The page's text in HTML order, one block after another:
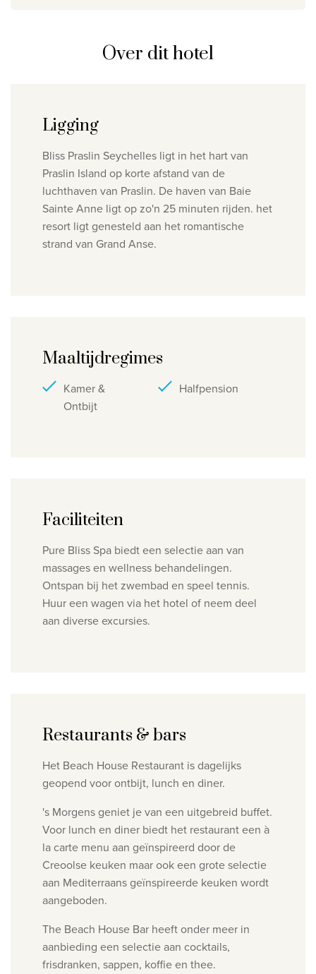
Waarom Travelworld
Onze reiskantoren
Nuttige links
Vacatures
Voorwaarden
©2026
Over dit hotel
Ligging
Bliss Praslin Seychelles ligt in het hart van
Praslin Island op korte afstand van de
luchthaven van Praslin. De haven van Baie
Sainte Anne ligt op zo'n 25 minuten rijden. het
resort ligt genesteld aan het romantische
strand van Grand Anse.
Maaltijdregimes
Kamer &
Ontbijt
Halfpension
Faciliteiten
Pure Bliss Spa biedt een selectie aan van
massages en wellness behandelingen.
Ontspan bij het zwembad en speel tennis.
Huur een wagen via het hotel of neem deel
aan diverse excursies.
Restaurants & bars
Het Beach House Restaurant is dagelijks
geopend voor ontbijt, lunch en diner.
's Morgens geniet je van een uitgebreid buffet.
Voor lunch en diner biedt het restaurant een à
la carte menu aan geïnspireerd door de
Creoolse keuken maar ook een grote selectie
aan Mediterraans geïnspireerde keuken wordt
aangeboden.
The Beach House Bar heeft onder meer in
aanbieding een selectie aan cocktails,
frisdranken, sappen, koffie en thee.